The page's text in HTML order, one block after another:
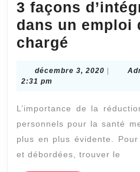
3 façons
dans un emploi
chargé
soin
dans
un
décembre 3, 2020 |
2:31 pm
L’importance de la
personnels pour la santé
plus en plus évidente.
et débordées, trouver le